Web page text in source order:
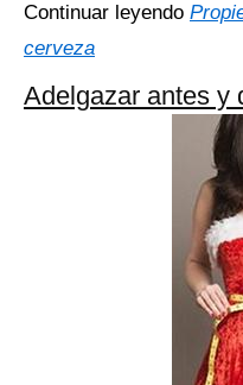
Continuar leyendo
cerveza
Adelgazar antes y